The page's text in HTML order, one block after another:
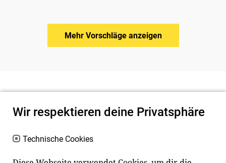
Mehr Vorschläge anzeigen
Wir respektieren deine Privatsphäre
Technische Cookies